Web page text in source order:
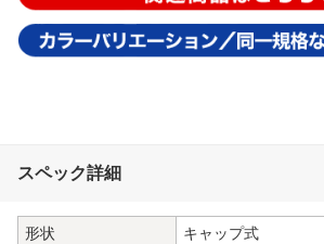
スペック詳細
形状
キャップ式